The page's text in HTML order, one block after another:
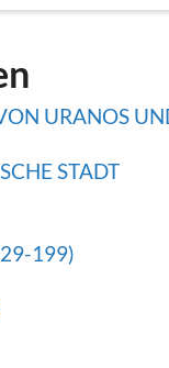
URANOS
STADT
199)